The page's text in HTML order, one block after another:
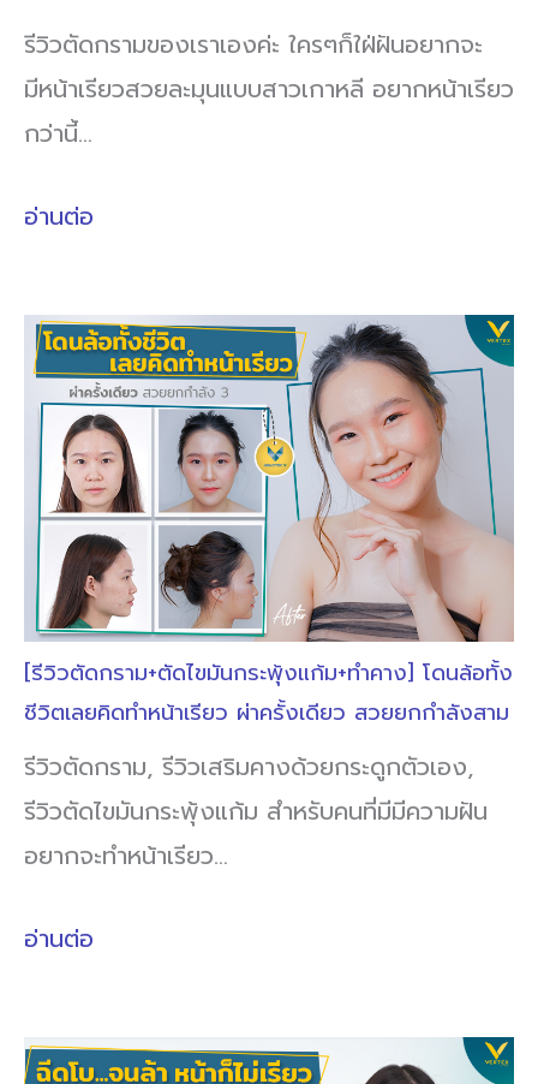
รีวิวตัดกรามของเราเองค่ะ ใครๆก็ใฝ่ฝันอยากจะ
มีหน้าเรียวสวยละมุนแบบสาวเกาหลี อยากหน้าเรียว
กว่านี้…
อ่านต่อ
[รีวิวตัดกราม+ตัดไขมันกระพุ้งแก้ม+ทำคาง] โดนล้อทั้ง
ชีวิตเลยคิดทำหน้าเรียว ผ่าครั้งเดียว สวยยกกำลังสาม
รีวิวตัดกราม, รีวิวเสริมคางด้วยกระดูกตัวเอง,
รีวิวตัดไขมันกระพุ้งแก้ม สำหรับคนที่มีมีความฝัน
อยากจะทำหน้าเรียว…
อ่านต่อ